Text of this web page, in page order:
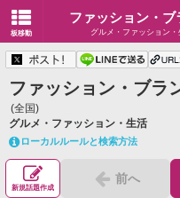
板移動
ファッション・ブ
グルメ・ファッション・
ファッション・ブラ
(全国)
グルメ・ファッション・生活
ローカルルールと検索方法
新規話題作成
前へ